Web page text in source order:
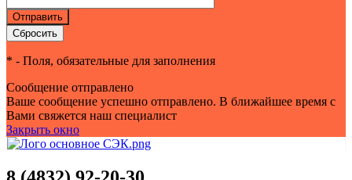
* - Поля, обязательные для заполнения
Сообщение отправлено
Ваше сообщение успешно отправлено. В ближайшее время с
Вами свяжется наш специалист
Закрыть окно